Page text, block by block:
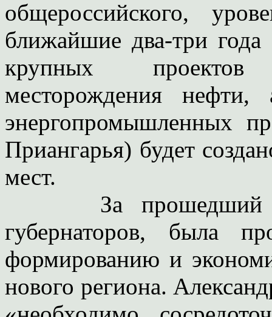
общероссийского,
ближайшие два-три
крупных проектов
месторождения нефти,
энергопромышленных
Приангарья) будет
мест.
За прошедший
губернаторов, была
формированию и
нового региона.